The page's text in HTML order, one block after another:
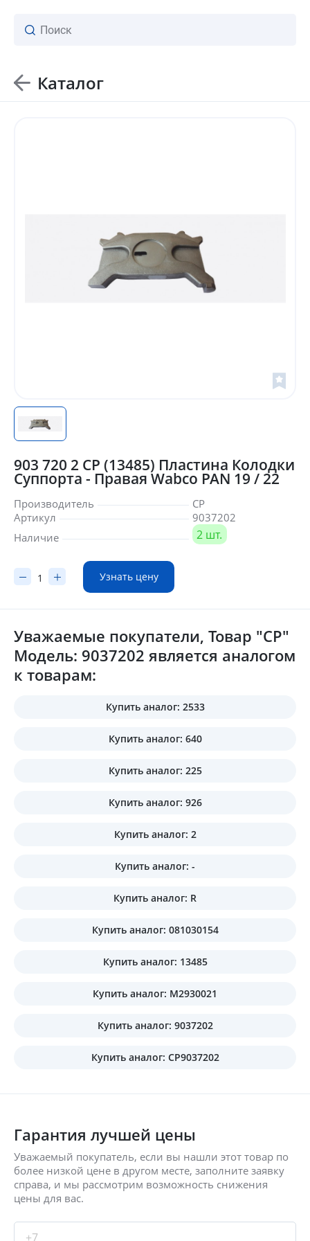
Каталог
903 720 2 CP (13485) Пластина Колодки
Суппорта - Правая Wabco PAN 19 / 22
Производитель
CP
Артикул
9037202
Наличие
2 шт.
Узнать цену
Уважаемые покупатели, Товар "CP"
Модель: 9037202 является аналогом
к товарам:
Купить аналог: 2533
Купить аналог: 640
Купить аналог: 225
Купить аналог: 926
Купить аналог: 2
Купить аналог: -
Купить аналог: R
Купить аналог: 081030154
Купить аналог: 13485
Купить аналог: M2930021
Купить аналог: 9037202
Купить аналог: CP9037202
Гарантия лучшей цены
Уважаемый покупатель, если вы нашли этот товар по
более низкой цене в другом месте, заполните заявку
справа, и мы рассмотрим возможность снижения
цены для вас.